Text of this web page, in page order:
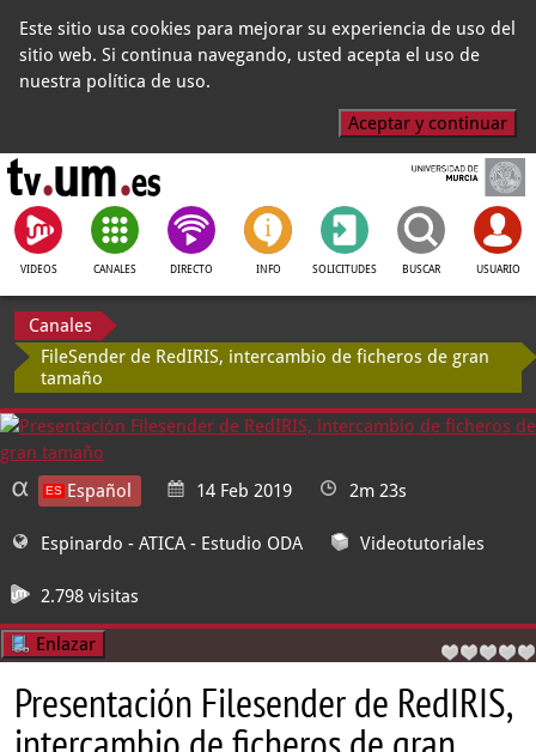
Este sitio usa cookies para mejorar su experiencia de uso del
sitio web. Si continua navegando, usted acepta el uso de
nuestra política de uso.
Aceptar y continuar
VIDEOS CANALES DIRECTO INFO SOLICITUDES BUSCAR USUARIO
Canales
FileSender de RedIRIS, intercambio de ficheros de gran
tamaño
Español 14 Feb 2019 2m 23s
Espinardo - ATICA - Estudio ODA Videotutoriales
2.798 visitas
Enlazar
Presentación Filesender de RedIRIS,